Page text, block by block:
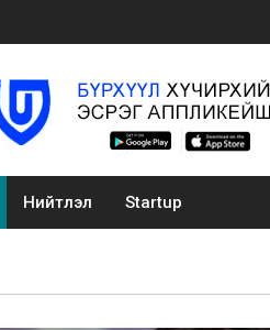
Нийтлэл Startup